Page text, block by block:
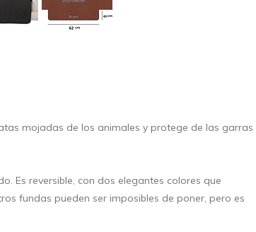
mojadas de los animales y protege de las garras
Es reversible, con dos elegantes colores que
fundas pueden ser imposibles de poner, pero es